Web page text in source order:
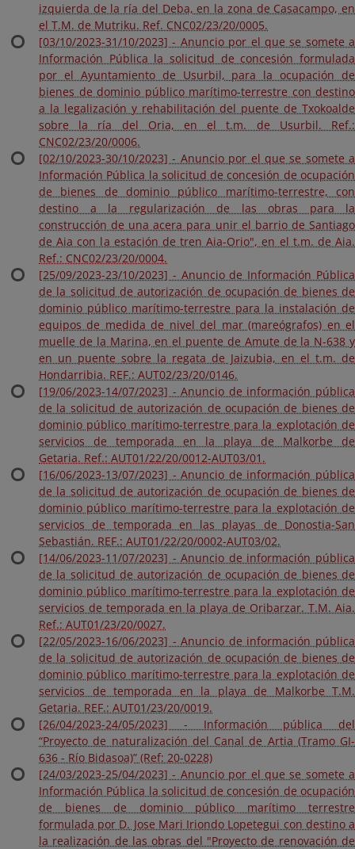
izquierda de la ría del Deba, en la zona de Casacampo, en
el T.M. de Mutriku. Ref. CNC02/23/20/0005.
[03/10/2023-31/10/2023] - Anuncio por el que se somete a
Información Pública la solicitud de concesión formulada
por el Ayuntamiento de Usurbil, para la ocupación de
bienes de dominio público marítimo-terrestre con destino
a la legalización y rehabilitación del puente de Txokoalde
sobre la ría del Oria, en el t.m. de Usurbil. Ref.:
CNC02/23/20/0006.
[02/10/2023-30/10/2023] - Anuncio por el que se somete a
Información Pública la solicitud de concesión de ocupación
de bienes de dominio público marítimo-terrestre, con
destino a la regularización de las obras para la
construcción de una acera para unir el barrio de Santiago
de Aia con la estación de tren Aia-Orio", en el t.m. de Aia.
Ref.: CNC02/23/20/0004.
[25/09/2023-23/10/2023] - Anuncio de Información Pública
de la solicitud de autorización de ocupación de bienes de
dominio público marítimo-terrestre para la instalación de
equipos de medida de nivel del mar (mareógrafos) en el
muelle de la Marina, en el puente de Amute de la N-638 y
en un puente sobre la regata de Jaizubia, en el t.m. de
Hondarribia. REF.: AUT02/23/20/0146.
[19/06/2023-14/07/2023] - Anuncio de información pública
de la solicitud de autorización de ocupación de bienes de
dominio público marítimo-terrestre para la explotación de
servicios de temporada en la playa de Malkorbe de
Getaria. Ref.: AUT01/22/20/0012-AUT03/01.
[16/06/2023-13/07/2023] - Anuncio de información pública
de la solicitud de autorización de ocupación de bienes de
dominio público marítimo-terrestre para la explotación de
servicios de temporada en las playas de Donostia-San
Sebastián. REF.: AUT01/22/20/0002-AUT03/02.
[14/06/2023-11/07/2023] - Anuncio de información pública
de la solicitud de autorización de ocupación de bienes de
dominio público marítimo-terrestre para la explotación de
servicios de temporada en la playa de Oribarzar. T.M. Aia.
Ref.: AUT01/23/20/0027.
[22/05/2023-16/06/2023] - Anuncio de información pública
de la solicitud de autorización de ocupación de bienes de
dominio público marítimo-terrestre para la explotación de
servicios de temporada en la playa de Malkorbe T.M.
Getaria. REF.: AUT01/23/20/0019.
[26/04/2023-24/05/2023] - Información pública del
“Proyecto de naturalización del Canal de Artia (Tramo GI-
636 - Río Bidasoa)” (Ref: 20-0228)
[24/03/2023-25/04/2023] - Anuncio por el que se somete a
Información Pública la solicitud de concesión de ocupación
de bienes de dominio público marítimo terrestre
formulada por D. Jose Mari Iriondo Lopetegui con destino a
la realización de las obras del "Proyecto de renovación de